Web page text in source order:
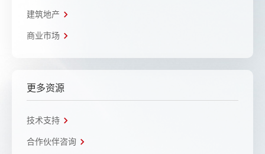
建筑地产
商业市场
更多资源
技术支持
合作伙伴咨询